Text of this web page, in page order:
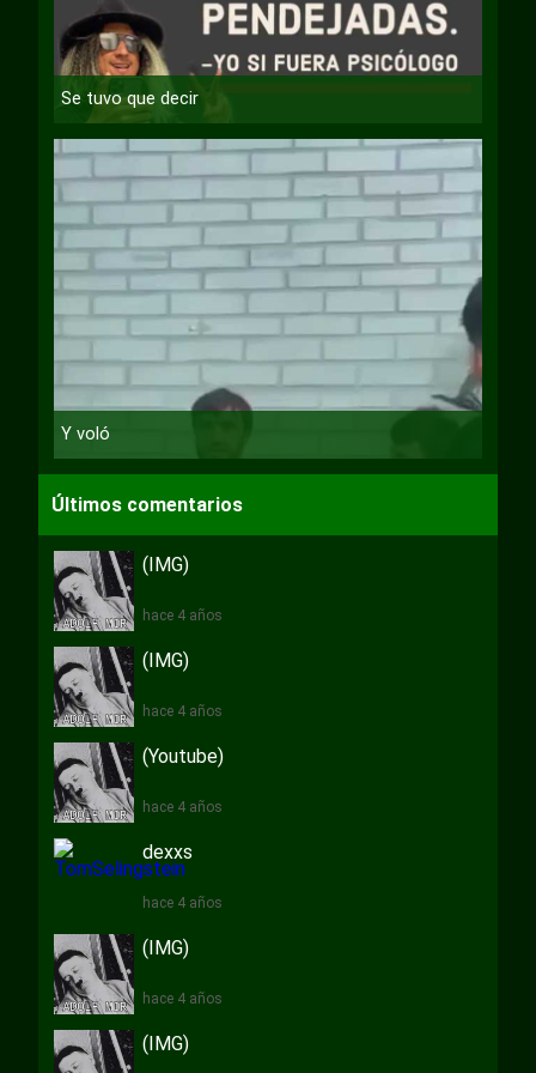
Se tuvo que decir
Y voló
Últimos comentarios
(IMG)
hace 4 años
(IMG)
hace 4 años
(Youtube)
hace 4 años
dexxs
hace 4 años
(IMG)
hace 4 años
(IMG)